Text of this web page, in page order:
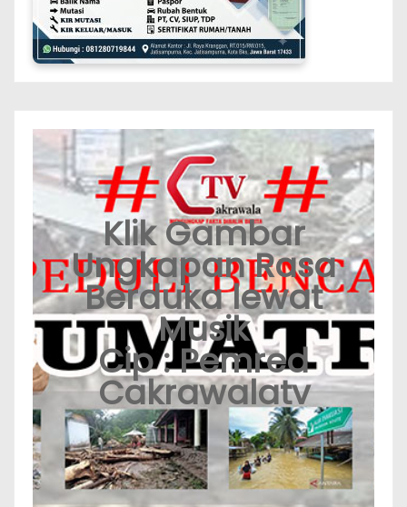
Klik Gambar
Ungkapan Rasa
Berduka lewat
Musik
Cip : Pemred
Cakrawalatv